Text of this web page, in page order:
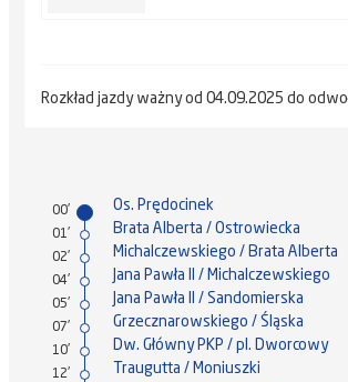
Rozkład jazdy ważny od 04.09.2025 do
00' Os. Prędocinek
01' Brata Alberta / Ostrowiecka
02' Michalczewskiego / Brata Alberta
04' Jana Pawła II / Michalczewskiego
05' Jana Pawła II / Sandomierska
07' Grzecznarowskiego / Śląska
10' Dw. Główny PKP / pl. Dworcowy
12' Traugutta / Moniuszki